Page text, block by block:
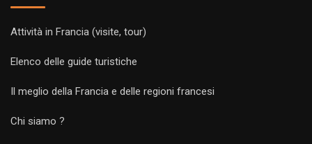
Attività in Francia (visite, tour)
Elenco delle guide turistiche
Il meglio della Francia e delle regioni francesi
Chi siamo ?